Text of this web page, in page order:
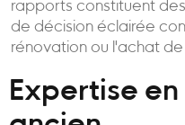
rapports constituent
de décision éclairée
rénovation ou l'achat
Expertise